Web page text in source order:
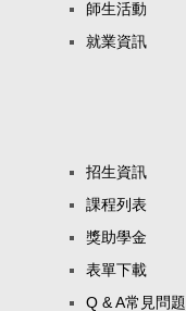
師生活動
就業資訊
招生資訊
課程列表
獎助學金
表單下載
Q & A常見問題